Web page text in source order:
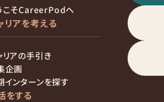
こそCareerPodへ
リアを考える
リアの手引き
企画
インターンを探す
をする